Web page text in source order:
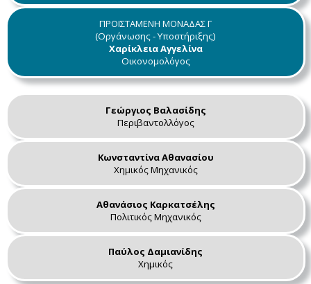
ΠΡΟΪΣΤΑΜΕΝΗ ΜΟΝΑΔΑΣ Γ
(Οργάνωσης - Υποστήριξης)
Χαρίκλεια Αγγελίνα
Οικονομολόγος
Γεώργιος Βαλασίδης
Περιβαντολλόγος
Κωνσταντίνα Αθανασίου
Χημικός Μηχανικός
Αθανάσιος Καρκατσέλης
Πολιτικός Μηχανικός
Παύλος Δαμιανίδης
Χημικός